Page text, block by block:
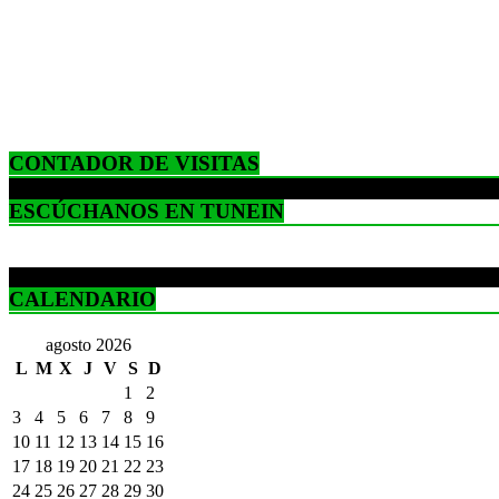
CONTADOR DE VISITAS
ESCÚCHANOS EN TUNEIN
CALENDARIO
agosto 2026
L M X J V S D
1
2
3
4 5 6 7 8
9
10 11 12 13 14 15 16
17 18 19 20 21 22 23
24 25 26 27 28 29 30